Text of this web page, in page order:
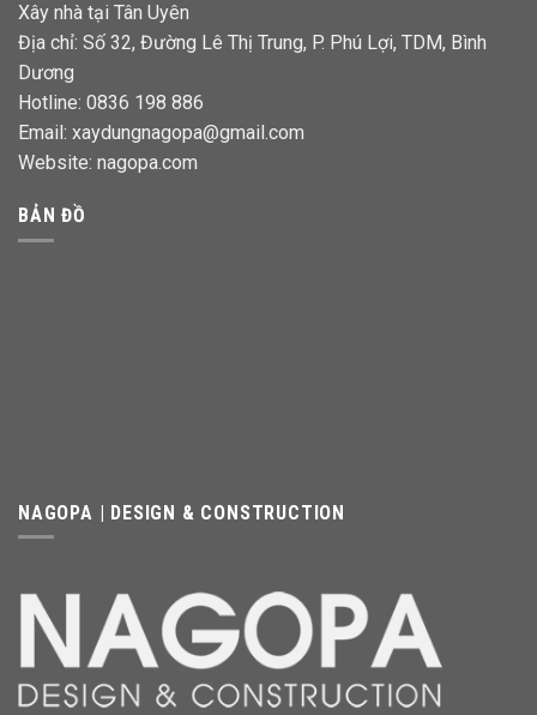
Xây nhà tại Tân Uyên
Địa chỉ: Số 32, Đường Lê Thị Trung, P. Phú Lợi, TDM, Bình
Dương
Hotline: 0836 198 886
Email: xaydungnagopa@gmail.com
Website: nagopa.com
BẢN ĐỒ
NAGOPA | DESIGN & CONSTRUCTION